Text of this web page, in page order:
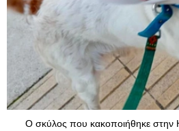
Ο σκύλος που κακοποιήθηκε στην